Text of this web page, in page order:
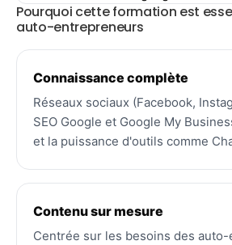
Pourquoi cette formation est
auto-entrepreneurs
Connaissance complète
Réseaux sociaux (Facebook,
SEO Google et Google My
et la puissance d'outils comme
Contenu sur mesure
Centrée sur les besoins des